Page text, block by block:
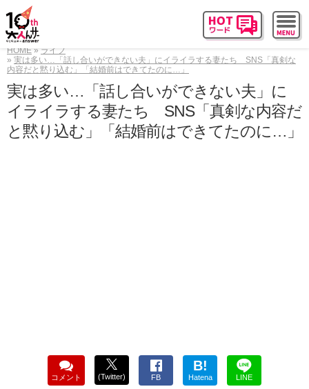
HOME
ライフ
実は多い…「話し合いができない夫」にイライラする妻たち SNS「真剣な
内容だと黙り込む」「結婚前はできてたのに…」
実は多い…「話し合いができない夫」に
イライラする妻たち SNS「真剣な内容だ
と黙り込む」「結婚前はできてたのに…」
コメント (Twitter) FB
B!
Hatena LINE